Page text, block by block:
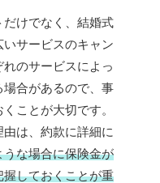
だけでなく、結婚式
サービスのキャン
のサービスによっ
合があるので、事
ことが大切です。
は、約款に詳細に
うな場合に保険金が
しておくことが重